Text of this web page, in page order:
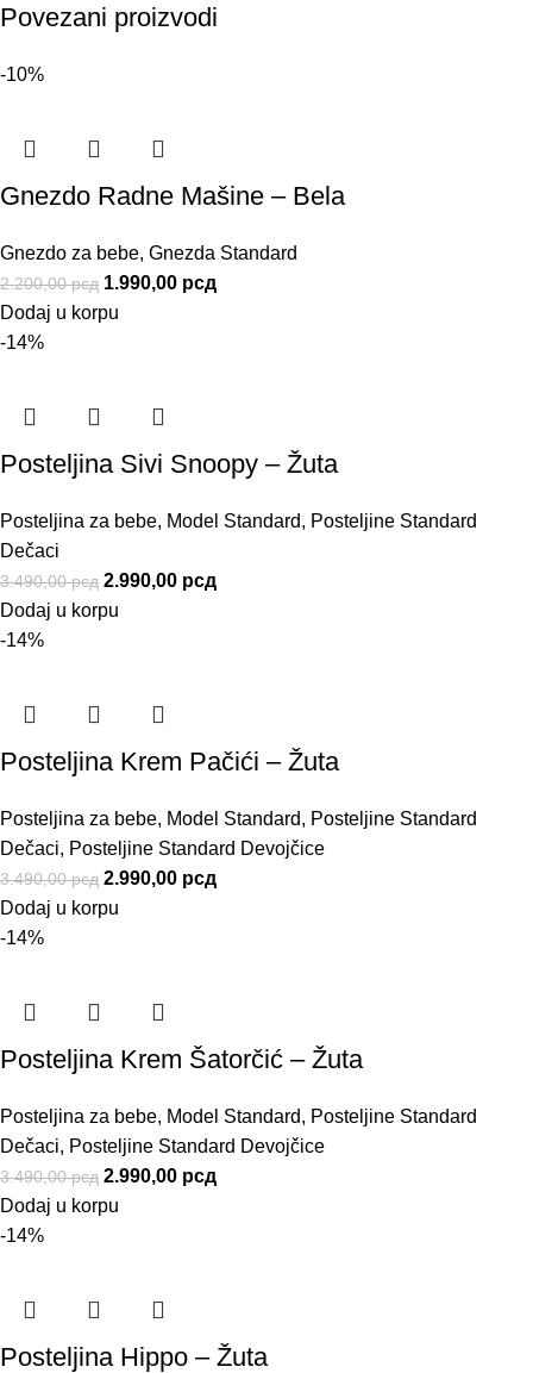
Povezani proizvodi
-10%
Gnezdo Radne Mašine – Bela
Gnezdo za bebe, Gnezda Standard
2.200,00рсд 1.990,00 рсд
Dodaj u korpu
-14%
Posteljina Sivi Snoopy – Žuta
Posteljina za bebe, Model Standard, Posteljine Standard
Dečaci
3.490,00рсд 2.990,00 рсд
Dodaj u korpu
-14%
Posteljina Krem Pačići – Žuta
Posteljina za bebe, Model Standard, Posteljine Standard
Dečaci, Posteljine Standard Devojčice
3.490,00рсд 2.990,00 рсд
Dodaj u korpu
-14%
Posteljina Krem Šatorčić – Žuta
Posteljina za bebe, Model Standard, Posteljine Standard
Dečaci, Posteljine Standard Devojčice
3.490,00рсд 2.990,00 рсд
Dodaj u korpu
-14%
Posteljina Hippo – Žuta